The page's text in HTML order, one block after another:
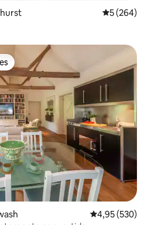
5 de uma
5 (264)
dos hóspedes
4,95 de uma
4,95 (530)